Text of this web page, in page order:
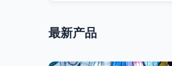
最新产品